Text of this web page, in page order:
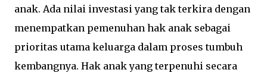
anak. Ada nilai investasi yang tak terkira dengan
menempatkan pemenuhan hak anak sebagai
prioritas utama keluarga dalam proses tumbuh
kembangnya. Hak anak yang terpenuhi secara